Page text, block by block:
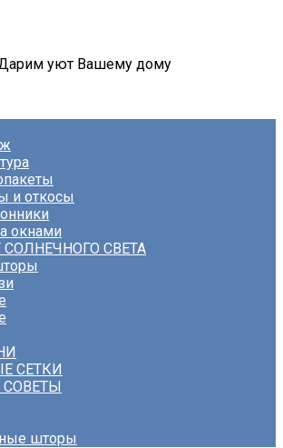
Дарим уют Вашему дому
и откосы
окнами
СВЕТА
СЕТКИ
шторы